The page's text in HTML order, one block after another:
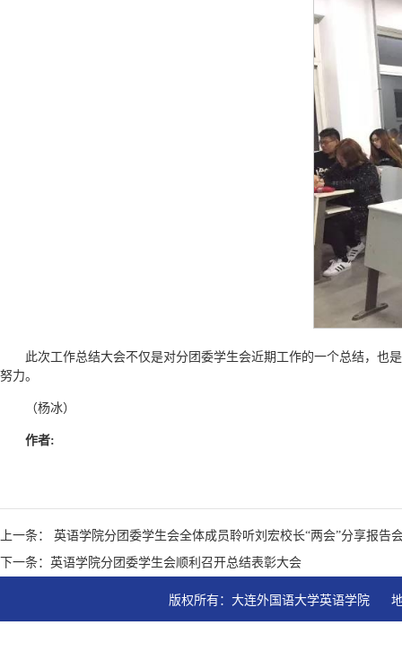
此次工作总结大会不仅是对分团委学生会近期工作的一个总结，也
努力。
（杨冰）
作者:
上一条： 英语学院分团委学生会全体成员聆听刘宏校长“两会”分享报告
下一条：英语学院分团委学生会顺利召开总结表彰大会
版权所有：大连外国语大学英语学院